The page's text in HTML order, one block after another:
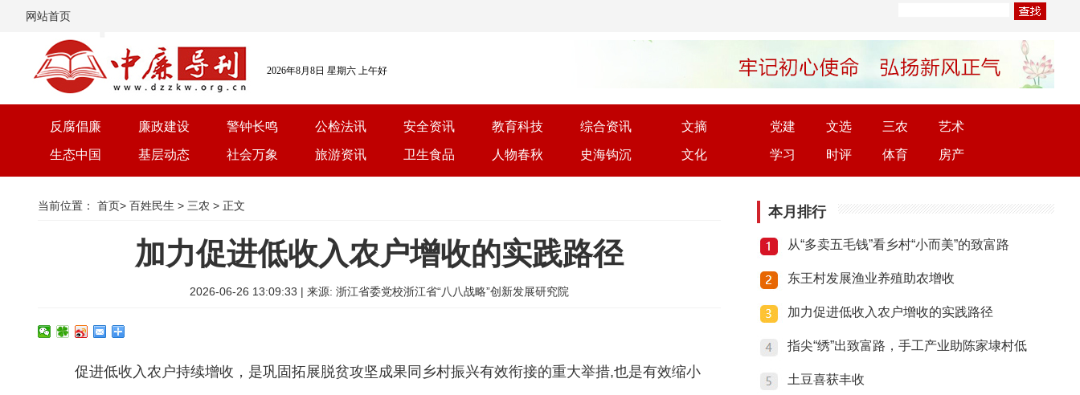
网站首页
2026年8月8日 星期六 上午好
反腐倡廉 廉政建设 警钟长鸣 公检法讯 安全资讯 教育科技 综合资讯 文摘
生态中国 基层动态 社会万象 旅游资讯 卫生食品 人物春秋 史海钩沉 文化
党建 文选 三农 艺术
学习 时评 体育 房产
当前位置： 首页> 百姓民生 > 三农 > 正文
加力促进低收入农户增收的实践路径
2026-06-26 13:09:33 | 来源: 浙江省委党校浙江省“八八战略”创新发展研究院
促进低收入农户持续增收，是巩固拓展脱贫攻坚成果同乡村振兴有效衔接的重大举措,也是有效缩小
本月排行
从“多卖五毛钱”看乡村“小而美”的致富路
东王村发展渔业养殖助农增收
加力促进低收入农户增收的实践路径
指尖“绣”出致富路，手工产业助陈家埭村低
土豆喜获丰收